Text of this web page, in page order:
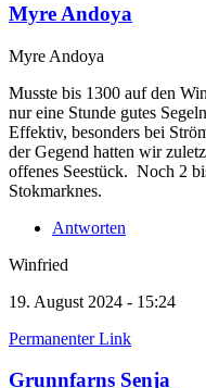
Myre Andoya
Myre Andoya
Musste bis 1300 auf den
nur eine Stunde gutes
Effektiv, besonders bei
der Gegend hatten wir
offenes Seestück. Noch 2
Stokmarknes.
Antworten
Winfried
19. August 2024 - 15:24
Permanenter Link
Grunnfarns Senja